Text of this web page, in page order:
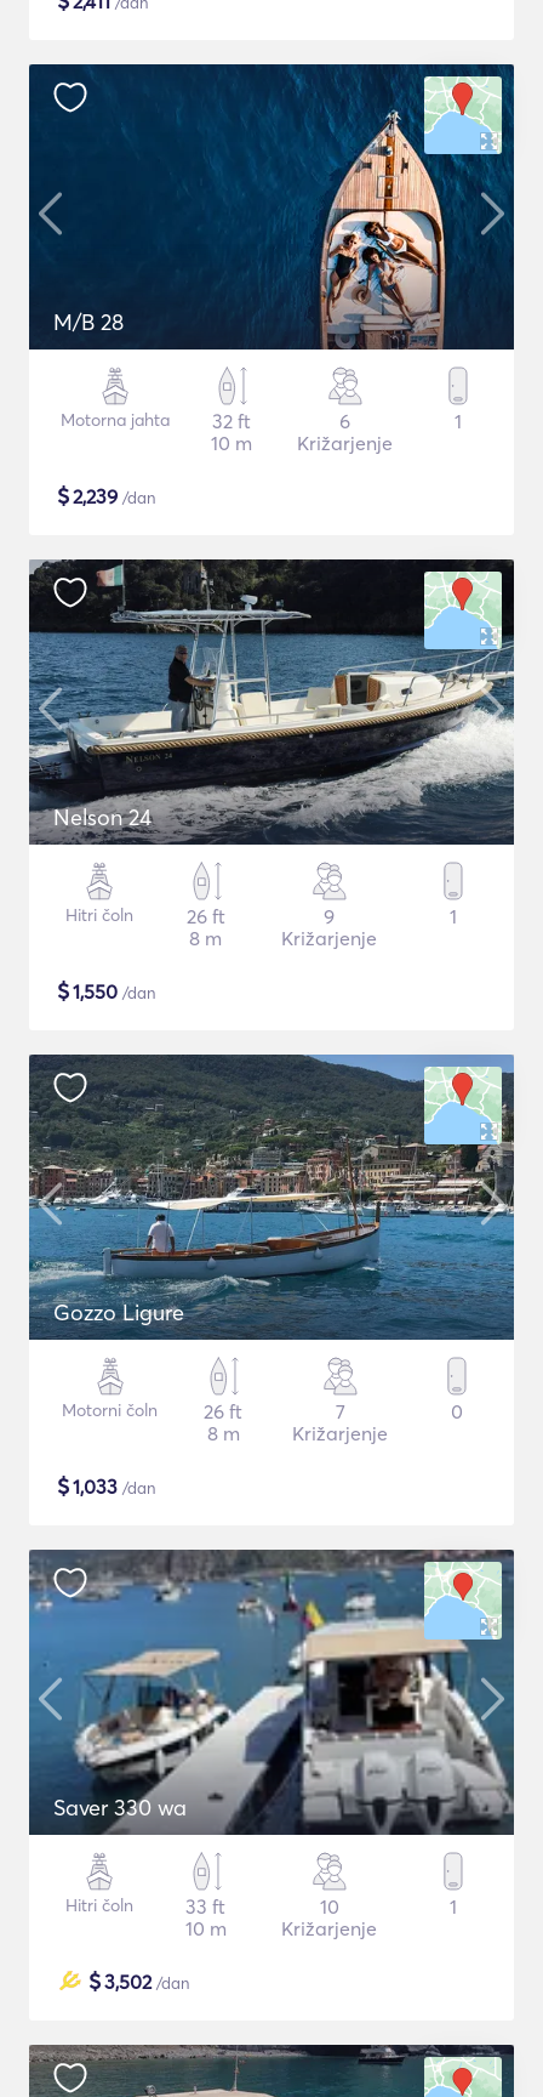
M/B 28
Motorna jahta
32 ft
10 m
6
Križarjenje
1
$2,239 /dan
Nelson 24
Hitri čoln
26 ft
8 m
9
Križarjenje
1
$1,550 /dan
Gozzo Ligure
Motorni čoln
26 ft
8 m
7
Križarjenje
0
$1,033 /dan
Saver 330 wa
Hitri čoln
33 ft
10 m
10
Križarjenje
1
$3,502/dan